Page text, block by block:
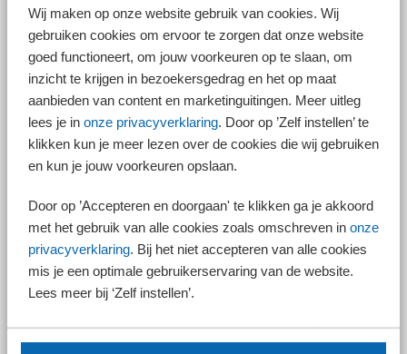
Wij maken op onze website gebruik van cookies. Wij
gebruiken cookies om ervoor te zorgen dat onze website
goed functioneert, om jouw voorkeuren op te slaan, om
inzicht te krijgen in bezoekersgedrag en het op maat
aanbieden van content en marketinguitingen. Meer uitleg
lees je in onze privacyverklaring. Door op ’Zelf instellen’ te
klikken kun je meer lezen over de cookies die wij gebruiken
en kun je jouw voorkeuren opslaan.
Door op ’Accepteren en doorgaan' te klikken ga je akkoord
met het gebruik van alle cookies zoals omschreven in onze
privacyverklaring. Bij het niet accepteren van alle cookies
mis je een optimale gebruikerservaring van de website.
Lees meer bij ‘Zelf instellen’.
Inmiddels heeft de regering echter besloten verder te gaan dan alleen
uitstel. In een nota van wijzigingen staat namelijk dat de
compensatieregeling voor alle werkgevers wordt afgeschaft per 1
Afschaffing meerdere compensatieregelingen
Verder is in de nota van wijziging opgenomen dat naast het verdwijnen
van de compensatie bij langdurige arbeidsongeschiktheid ook de
AOW-leeftijd of na overlijden, verdwijnt.
Let op!
Het recht op transitievergoeding na langdurige
arbeidsongeschiktheid, dus na het verstrijken van het
van handicap of chronische ziekte.